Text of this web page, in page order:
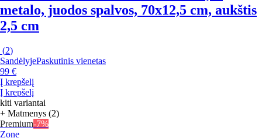
metalo, juodos spalvos, 70x12,5 cm, aukštis
2,5 cm
(2)
SandėlyjePaskutinis vienetas
99 €
Į krepšelį
Į krepšelį
kiti variantai
+ Matmenys (2)
Premium-7%
Zone